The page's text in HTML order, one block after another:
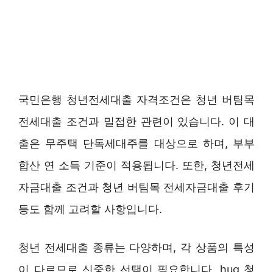
국민은행 청년전세대출 자격조건은 청년 버팀목
전세대출 조건과 밀접한 관련이 있습니다. 이 대
출은 무주택 단독세대주를 대상으로 하며, 부부
합산 연 소득 기준이 적용됩니다. 또한, 청년전세
자금대출 조건과 청년 버팀목 전세자금대출 후기
등도 함께 고려할 사항입니다.
청년 전세대출 종류는 다양하며, 각 상품의 특성
이 다르므로 신중한 선택이 필요합니다. hug 청